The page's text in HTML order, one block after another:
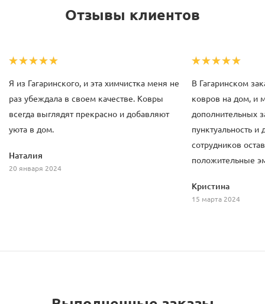
Отзывы клиентов
Я из Гагаринского, и эта химчистка меня не
раз убеждала в своем качестве. Ковры
всегда выглядят прекрасно и добавляют
уюта в дом.
Наталия
20 января 2024
В Гагаринском
ковров на дом, и
дополнительных
пунктуальность
сотрудников
положительные
Кристина
15 марта 2024